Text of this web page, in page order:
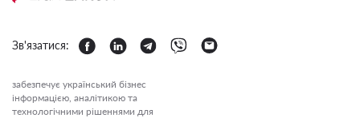
Зв'язатися:
забезпечує український бізнес
інформацією, аналітикою та
технологічними рішеннями для